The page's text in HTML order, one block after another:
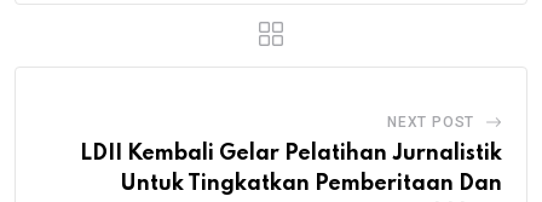
NEXT POST
LDII Kembali Gelar Pelatihan Jurnalistik
Untuk Tingkatkan Pemberitaan Dan